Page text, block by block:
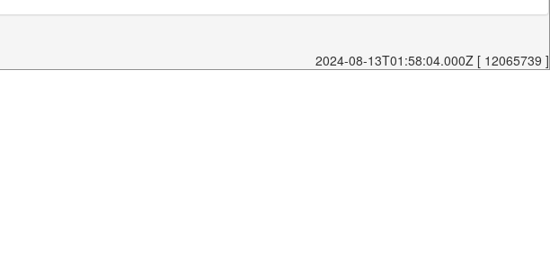
2024-08-13T01:58:04.000Z [ 12065739 ]